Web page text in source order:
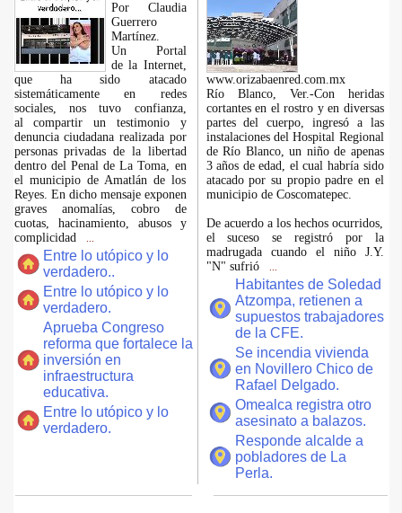
Por Claudia
Guerrero
Martínez.
​Un Portal
de la Internet,
que ha sido atacado
sistemáticamente en redes
sociales, nos tuvo confianza,
al compartir un testimonio y
denuncia ciudadana realizada por
personas privadas de la libertad
dentro del Penal de La Toma, en
el municipio de Amatlán de los
Reyes. En dicho mensaje exponen
graves anomalías, cobro de
cuotas, hacinamiento, abusos y
complicidad
Entre lo utópico y lo
verdadero..
Entre lo utópico y lo
verdadero.
Aprueba Congreso
reforma que fortalece la
inversión en
infraestructura
educativa.
Entre lo utópico y lo
verdadero.
www.orizabaenred.com.mx
Río Blanco, Ver.-Con heridas
cortantes en el rostro y en diversas
partes del cuerpo, ingresó a las
instalaciones del Hospital Regional
de Río Blanco, un niño de apenas
3 años de edad, el cual habría sido
atacado por su propio padre en el
municipio de Coscomatepec.
De acuerdo a los hechos ocurridos,
el suceso se registró por la
madrugada cuando el niño J.Y.
"N" sufrió
Habitantes de Soledad
Atzompa, retienen a
supuestos trabajadores
de la CFE.
Se incendia vivienda
en Novillero Chico de
Rafael Delgado.
Omealca registra otro
asesinato a balazos.
Responde alcalde a
pobladores de La
Perla.